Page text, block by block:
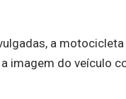
a
imagem do veículo